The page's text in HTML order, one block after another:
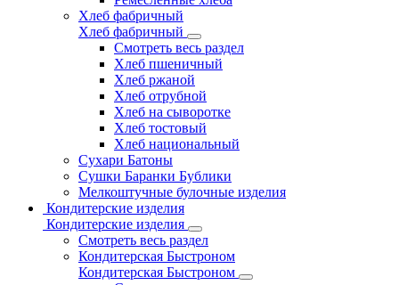
Хлеб фабричный
Хлеб фабричный
Смотреть весь раздел
Хлеб пшеничный
Хлеб ржаной
Хлеб отрубной
Хлеб на сыворотке
Хлеб тостовый
Хлеб национальный
Сухари Батоны
Сушки Баранки Бублики
Мелкоштучные булочные изделия
Кондитерские изделия
Кондитерские изделия
Смотреть весь раздел
Кондитерская Быстроном
Кондитерская Быстроном